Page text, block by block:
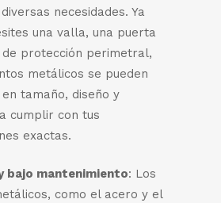
necesidades. Ya
una valla, una puerta
de protección perimetral,
metálicos se pueden
tamaño, diseño y
cumplir con tus
exactas.
bajo mantenimiento: Los
como el acero y el